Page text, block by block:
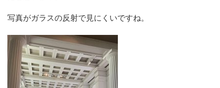
写真がガラスの反射で見にくいですね。